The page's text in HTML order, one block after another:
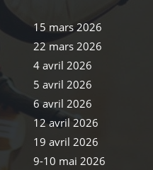
15 mars 2026
22 mars 2026
4 avril 2026
5 avril 2026
6 avril 2026
12 avril 2026
19 avril 2026
9-10 mai 2026